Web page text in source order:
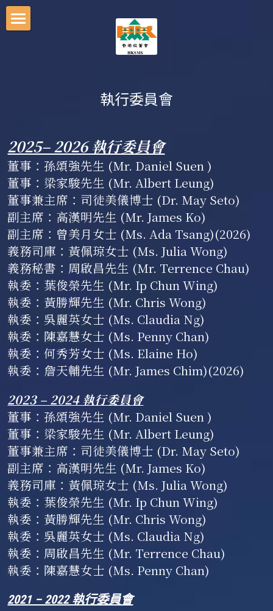
執行委員會
活動概覽
往昔活動
共享資源
入會申請
聯絡我們
執行委員會
2025– 2026 執行委員會
董事：孫頌強先生 (Mr. Daniel Suen )
董事：梁家駿先生 (Mr. Albert Leung)
董事兼主席：司徒美儀博士 (Dr. May Seto)
副主席：高漢明先生 (Mr. James Ko)
副主席：曾美月女士 (Ms. Ada Tsang)(2026)
義務司庫：黃佩琼女士 (Ms. Julia Wong)
義務秘書：周啟昌先生 (Mr. Terrence Chau)
執委：葉俊榮先生 (Mr. Ip Chun Wing)
執委：黃勝輝先生 (Mr. Chris Wong)
執委：吳麗英女士 (Ms. Claudia Ng)
執委：陳嘉慧女士 (Ms. Penny Chan)
執委：何秀芳女士 (Ms. Elaine Ho)
執委：詹天輔先生 (Mr. James Chim)(2026)
2023 – 2024 執行委員會
董事：孫頌強先生 (Mr. Daniel Suen )
董事：梁家駿先生 (Mr. Albert Leung)
董事兼主席：司徒美儀博士 (Dr. May Seto)
副主席：高漢明先生 (Mr. James Ko)
義務司庫：黃佩琼女士 (Ms. Julia Wong)
執委：葉俊榮先生 (Mr. Ip Chun Wing)
執委：黃勝輝先生 (Mr. Chris Wong)
執委：吳麗英女士 (Ms. Claudia Ng)
執委 ：周啟昌先生 (Mr. Terrence Chau)
執委 ：陳嘉慧女士 (Ms. Penny Chan)
2021 – 2022 執行委員會
部落格分類